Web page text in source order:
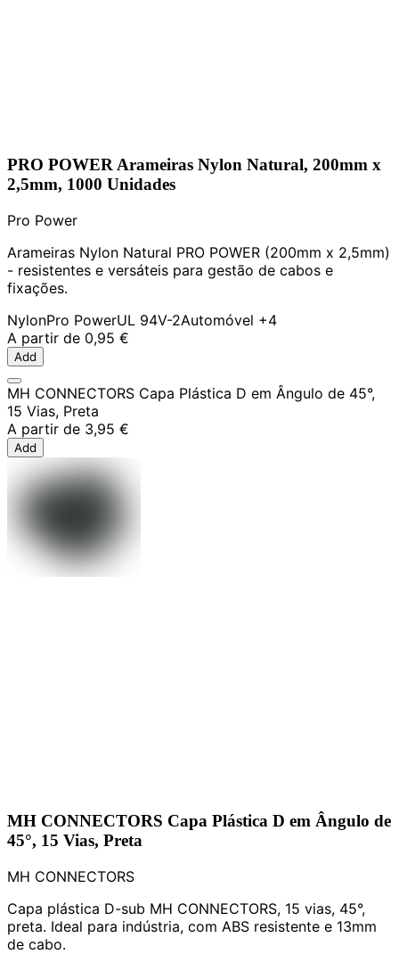
PRO POWER Arameiras Nylon Natural, 200mm x
2,5mm, 1000 Unidades
Pro Power
Arameiras Nylon Natural PRO POWER (200mm x 2,5mm)
- resistentes e versáteis para gestão de cabos e
fixações.
NylonPro PowerUL 94V-2Automóvel +4
A partir de 0,95 €
Add
MH CONNECTORS Capa Plástica D em Ângulo de 45°,
15 Vias, Preta
A partir de 3,95 €
Add
MH CONNECTORS Capa Plástica D em Ângulo de
45°, 15 Vias, Preta
MH CONNECTORS
Capa plástica D-sub MH CONNECTORS, 15 vias, 45°,
preta. Ideal para indústria, com ABS resistente e 13mm
de cabo.